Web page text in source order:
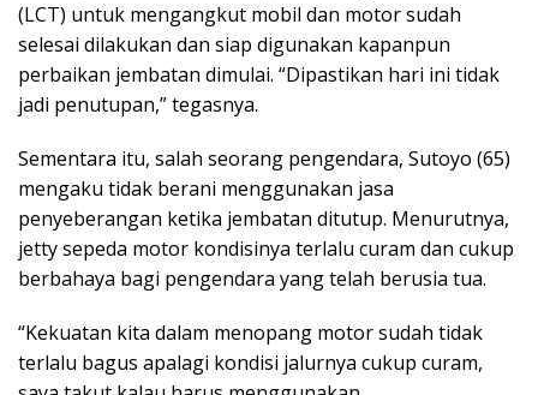
(LCT) untuk mengangkut mobil dan motor sudah
selesai dilakukan dan siap digunakan kapanpun
perbaikan jembatan dimulai. “Dipastikan hari ini tidak
jadi penutupan,” tegasnya.
Sementara itu, salah seorang pengendara, Sutoyo (65)
mengaku tidak berani menggunakan jasa
penyeberangan ketika jembatan ditutup. Menurutnya,
jetty sepeda motor kondisinya terlalu curam dan cukup
berbahaya bagi pengendara yang telah berusia tua.
“Kekuatan kita dalam menopang motor sudah tidak
terlalu bagus apalagi kondisi jalurnya cukup curam,